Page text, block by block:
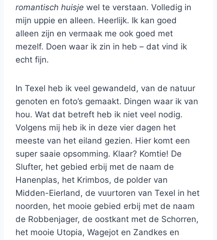
romantisch huisje wel te verstaan. Volledig in
mijn uppie en alleen. Heerlijk. Ik kan goed
alleen zijn en vermaak me ook goed met
mezelf. Doen waar ik zin in heb – dat vind ik
echt fijn.
In Texel heb ik veel gewandeld, van de natuur
genoten en foto’s gemaakt. Dingen waar ik van
hou. Wat dat betreft heb ik niet veel nodig.
Volgens mij heb ik in deze vier dagen het
meeste van het eiland gezien. Hier komt een
super saaie opsomming. Klaar? Komtie! De
Slufter, het gebied erbij met de naam de
Hanenplas, het Krimbos, de polder van
Midden-Eierland, de vuurtoren van Texel in het
noorden, het mooie gebied erbij met de naam
de Robbenjager, de oostkant met de Schorren,
het mooie Utopia, Wagejot en Zandkes en